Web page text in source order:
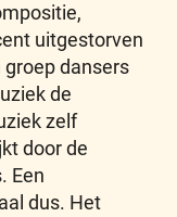
uitgestorven
dansers
de
zelf
door de
Een
dus. Het